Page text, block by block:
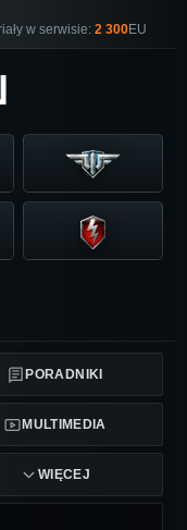
w serwisie: 2 300EU
PORADNIKI
MULTIMEDIA
WIĘCEJ